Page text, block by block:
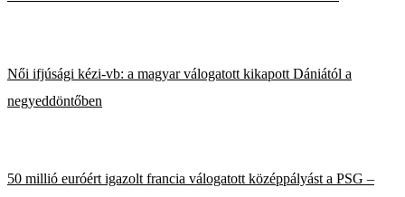
Női ifjúsági kézi-vb: a magyar válogatott kikapott Dániától a
negyeddöntőben
50 millió euróért igazolt francia válogatott középpályást a PSG –